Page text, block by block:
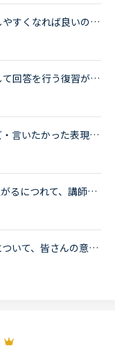
自分と相性の良い先生たちを、もっと探しやすくなれば良いのにな、と感じています。・先生の得意な教材、もしくはお気に入りの教材を3つくらい太文字で表示してほしい。「このテキスト、はじめて」と言う先生との...
カランメソッドの復習サイトで質問に対して回答を行う復習があります。リテンションを鍛えるために、文字を見ないで聞き取ったことに回答（＋録音）しています。この中で、単語も文法もすべてわかるのですが、文...
【今日のレッスンで学んだ単語・フレーズ・言いたかった表現・気づき・豆知識・お役立ち情報など】アウトプット&amp;シェア用スレッドです。レッスン毎のアウトプット利用や備忘録利用はもちろん、単に「おもしろ...
カランメソッドの講師についてStageが上がるにつれて、講師のキャンセル率が高くなると感じている方はいらっしゃいますか？というのも、最近カラン予約を立て続けにキャンセルされ、運良く代替の先生が割り当てら...
デイリーニュースと世界一周旅行の予習について、皆さんの意見をお聞きしたく、トピックを作成させていただきます。基本的な文法については、ある程度中高時代の知識が残っており、今までは復習を兼ねつつSIDE by...